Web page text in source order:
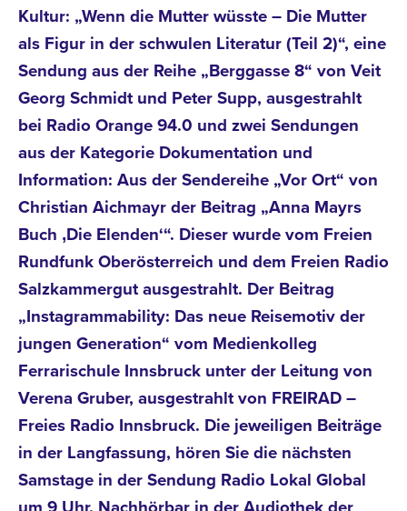
Kultur: „Wenn die Mutter wüsste – Die Mutter
als Figur in der schwulen Literatur (Teil 2)“, eine
Sendung aus der Reihe „Berggasse 8“ von Veit
Georg Schmidt und Peter Supp, ausgestrahlt
bei Radio Orange 94.0 und zwei Sendungen
aus der Kategorie Dokumentation und
Information: Aus der Sendereihe „Vor Ort“ von
Christian Aichmayr der Beitrag „Anna Mayrs
Buch ‚Die Elenden‘“. Dieser wurde vom Freien
Rundfunk Oberösterreich und dem Freien Radio
Salzkammergut ausgestrahlt. Der Beitrag
„Instagrammability: Das neue Reisemotiv der
jungen Generation“ vom Medienkolleg
Ferrarischule Innsbruck unter der Leitung von
Verena Gruber, ausgestrahlt von FREIRAD –
Freies Radio Innsbruck. Die jeweiligen Beiträge
in der Langfassung, hören Sie die nächsten
Samstage in der Sendung Radio Lokal Global